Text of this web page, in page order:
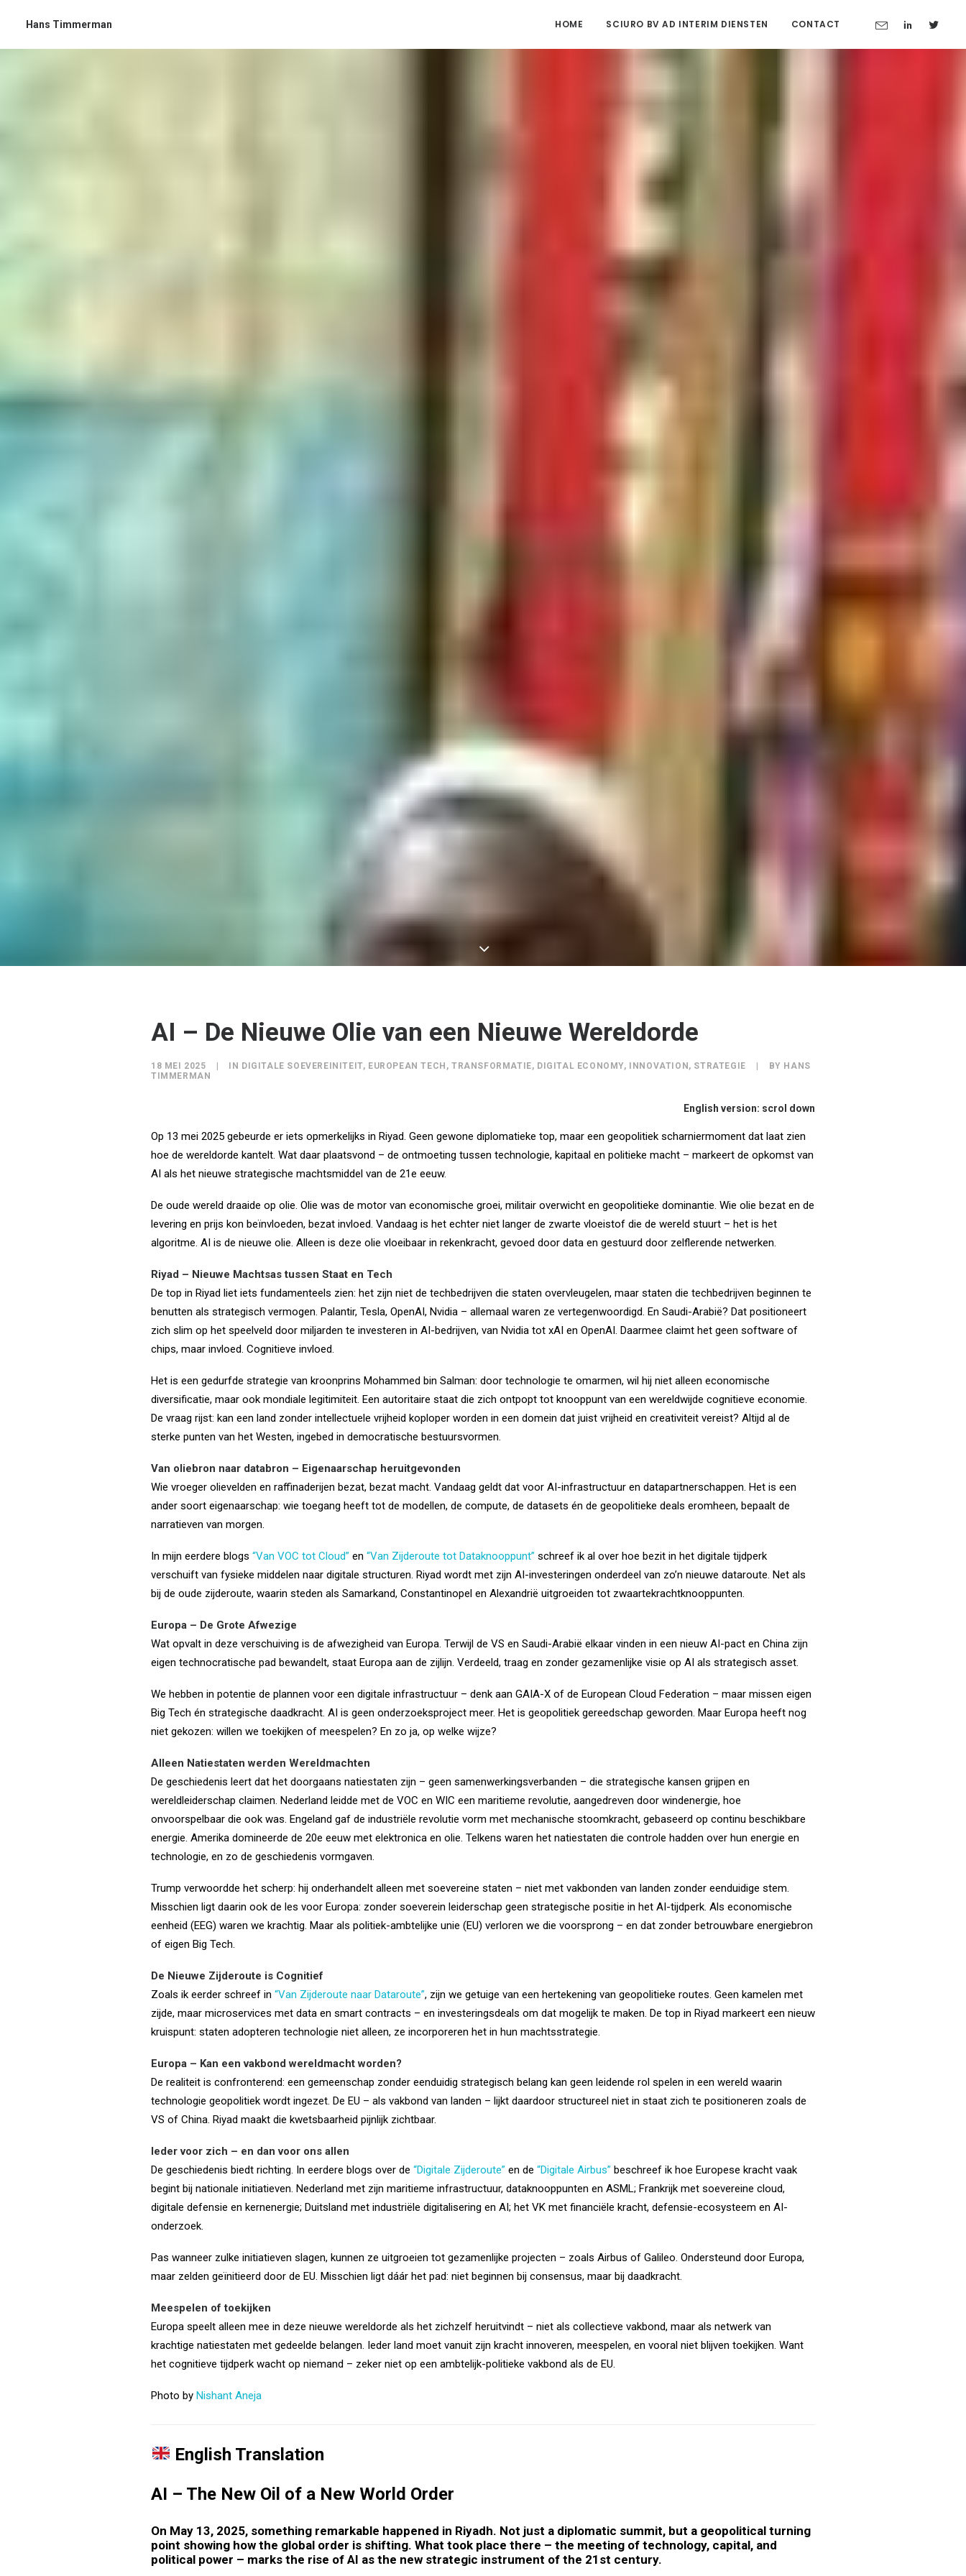
Hans Timmerman HOME SCIURO BV AD INTERIM DIENSTEN CONTACT
AI – De Nieuwe Olie van een Nieuwe Wereldorde
18 MEI 2025 IN DIGITALE SOEVEREINITEIT, EUROPEAN TECH ,TRANSFORMATIE, DIGITAL ECONOMY, INNOVATION , STRATEGIE BY HANS
TIMMERMAN
English version: scrol down
Op 13 mei 2025 gebeurde er iets opmerkelijks in Riyad. Geen gewone diplomatieke top, maar een geopolitiek scharniermoment dat laat zien
hoe de wereldorde kantelt. Wat daar plaatsvond – de ontmoeting tussen technologie, kapitaal en politieke macht – markeert de opkomst van
AI als het nieuwe strategische machtsmiddel van de 21e eeuw.
De oude wereld draaide op olie. Olie was de motor van economische groei, militair overwicht en geopolitieke dominantie. Wie olie bezat en de
levering en prijs kon beïnvloeden, bezat invloed. Vandaag is het echter niet langer de zwarte vloeistof die de wereld stuurt – het is het
algoritme. AI is de nieuwe olie. Alleen is deze olie vloeibaar in rekenkracht, gevoed door data en gestuurd door zelflerende netwerken.
Riyad – Nieuwe Machtsas tussen Staat en Tech
De top in Riyad liet iets fundamenteels zien: het zijn niet de techbedrijven die staten overvleugelen, maar staten die techbedrijven beginnen te
benutten als strategisch vermogen. Palantir, Tesla, OpenAI, Nvidia – allemaal waren ze vertegenwoordigd. En Saudi-Arabië? Dat positioneert
zich slim op het speelveld door miljarden te investeren in AI-bedrijven, van Nvidia tot xAI en OpenAI. Daarmee claimt het geen software of
chips, maar invloed. Cognitieve invloed.
Het is een gedurfde strategie van kroonprins Mohammed bin Salman: door technologie te omarmen, wil hij niet alleen economische
diversificatie, maar ook mondiale legitimiteit. Een autoritaire staat die zich ontpopt tot knooppunt van een wereldwijde cognitieve economie.
De vraag rijst: kan een land zonder intellectuele vrijheid koploper worden in een domein dat juist vrijheid en creativiteit vereist? Altijd al de
sterke punten van het Westen, ingebed in democratische bestuursvormen.
Van oliebron naar databron – Eigenaarschap heruitgevonden
Wie vroeger olievelden en raffinaderijen bezat, bezat macht. Vandaag geldt dat voor AI-infrastructuur en datapartnerschappen. Het is een
ander soort eigenaarschap: wie toegang heeft tot de modellen, de compute, de datasets én de geopolitieke deals eromheen, bepaalt de
narratieven van morgen.
In mijn eerdere blogs “Van VOC tot Cloud” en “Van Zijderoute tot Dataknooppunt” schreef ik al over hoe bezit in het digitale tijdperk
verschuift van fysieke middelen naar digitale structuren. Riyad wordt met zijn AI-investeringen onderdeel van zo’n nieuwe dataroute. Net als
bij de oude zijderoute, waarin steden als Samarkand, Constantinopel en Alexandrië uitgroeiden tot zwaartekrachtknooppunten.
Europa – De Grote Afwezige
Wat opvalt in deze verschuiving is de afwezigheid van Europa. Terwijl de VS en Saudi-Arabië elkaar vinden in een nieuw AI-pact en China zijn
eigen technocratische pad bewandelt, staat Europa aan de zijlijn. Verdeeld, traag en zonder gezamenlijke visie op AI als strategisch asset.
We hebben in potentie de plannen voor een digitale infrastructuur – denk aan GAIA-X of de European Cloud Federation – maar missen eigen
Big Tech én strategische daadkracht. AI is geen onderzoeksproject meer. Het is geopolitiek gereedschap geworden. Maar Europa heeft nog
niet gekozen: willen we toekijken of meespelen? En zo ja, op welke wijze?
Alleen Natiestaten werden Wereldmachten
De geschiedenis leert dat het doorgaans natiestaten zijn – geen samenwerkingsverbanden – die strategische kansen grijpen en
wereldleiderschap claimen. Nederland leidde met de VOC en WIC een maritieme revolutie, aangedreven door windenergie, hoe
onvoorspelbaar die ook was. Engeland gaf de industriële revolutie vorm met mechanische stoomkracht, gebaseerd op continu beschikbare
energie. Amerika domineerde de 20e eeuw met elektronica en olie. Telkens waren het natiestaten die controle hadden over hun energie en
technologie, en zo de geschiedenis vormgaven.
Trump verwoordde het scherp: hij onderhandelt alleen met soevereine staten – niet met vakbonden van landen zonder eenduidige stem.
Misschien ligt daarin ook de les voor Europa: zonder soeverein leiderschap geen strategische positie in het AI-tijdperk. Als economische
eenheid (EEG) waren we krachtig. Maar als politiek-ambtelijke unie (EU) verloren we die voorsprong – en dat zonder betrouwbare energiebron
of eigen Big Tech.
De Nieuwe Zijderoute is Cognitief
Zoals ik eerder schreef in “Van Zijderoute naar Dataroute”, zijn we getuige van een hertekening van geopolitieke routes. Geen kamelen met
zijde, maar microservices met data en smart contracts – en investeringsdeals om dat mogelijk te maken. De top in Riyad markeert een nieuw
kruispunt: staten adopteren technologie niet alleen, ze incorporeren het in hun machtsstrategie.
Europa – Kan een vakbond wereldmacht worden?
De realiteit is confronterend: een gemeenschap zonder eenduidig strategisch belang kan geen leidende rol spelen in een wereld waarin
technologie geopolitiek wordt ingezet. De EU – als vakbond van landen – lijkt daardoor structureel niet in staat zich te positioneren zoals de
VS of China. Riyad maakt die kwetsbaarheid pijnlijk zichtbaar.
Ieder voor zich – en dan voor ons allen
De geschiedenis biedt richting. In eerdere blogs over de “Digitale Zijderoute” en de “Digitale Airbus” beschreef ik hoe Europese kracht vaak
begint bij nationale initiatieven. Nederland met zijn maritieme infrastructuur, dataknooppunten en ASML; Frankrijk met soevereine cloud,
digitale defensie en kernenergie; Duitsland met industriële digitalisering en AI; het VK met financiële kracht, defensie-ecosysteem en AI-
onderzoek.
Pas wanneer zulke initiatieven slagen, kunnen ze uitgroeien tot gezamenlijke projecten – zoals Airbus of Galileo. Ondersteund door Europa,
maar zelden geïnitieerd door de EU. Misschien ligt dáár het pad: niet beginnen bij consensus, maar bij daadkracht.
Meespelen of toekijken
Europa speelt alleen mee in deze nieuwe wereldorde als het zichzelf heruitvindt – niet als collectieve vakbond, maar als netwerk van
krachtige natiestaten met gedeelde belangen. Ieder land moet vanuit zijn kracht innoveren, meespelen, en vooral niet blijven toekijken. Want
het cognitieve tijdperk wacht op niemand – zeker niet op een ambtelijk-politieke vakbond als de EU.
Photo by Nishant Aneja
English Translation
AI – The New Oil of a New World Order
On May 13, 2025, something remarkable happened in Riyadh. Not just a diplomatic summit, but a geopolitical turning
point showing how the global order is shifting. What took place there – the meeting of technology, capital, and
political power – marks the rise of AI as the new strategic instrument of the 21st century.